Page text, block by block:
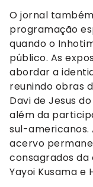
O jornal
programação
quando o
público. As
abordar a
reunindo obras
Davi de Jesus
além da
sul-americanos.
acervo
consagrados
Yayoi Kusama e